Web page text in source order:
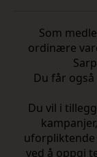
Som
ordinære
Du får
Du vil i
uforpliktende
ved å oppgi